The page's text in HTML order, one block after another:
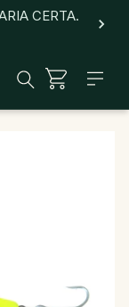
CERTA.